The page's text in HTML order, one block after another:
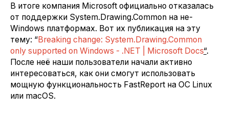
В итоге компания Microsoft официально отказалась
от поддержки System.Drawing.Common на не-
Windows платформах. Вот их публикация на эту
тему: “Breaking change: System.Drawing.Common
only supported on Windows - .NET | Microsoft Docs“.
После неё наши пользователи начали активно
интересоваться, как они смогут использовать
мощную функциональность FastReport на ОС Linux
или macOS.